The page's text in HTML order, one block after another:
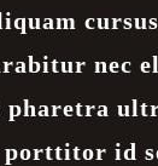
nec
pharetra
id